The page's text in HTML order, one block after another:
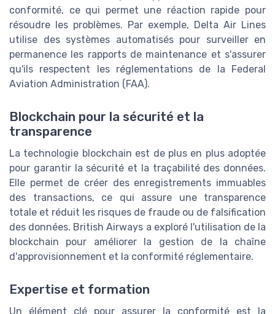
conformité, ce qui permet une réaction rapide pour
résoudre les problèmes. Par exemple, Delta Air Lines
utilise des systèmes automatisés pour surveiller en
permanence les rapports de maintenance et s'assurer
qu'ils respectent les réglementations de la Federal
Aviation Administration (FAA).
Blockchain pour la sécurité et la
transparence
La technologie blockchain est de plus en plus adoptée
pour garantir la sécurité et la traçabilité des données.
Elle permet de créer des enregistrements immuables
des transactions, ce qui assure une transparence
totale et réduit les risques de fraude ou de falsification
des données. British Airways a exploré l'utilisation de la
blockchain pour améliorer la gestion de la chaîne
d'approvisionnement et la conformité réglementaire.
Expertise et formation
Un élément clé pour assurer la conformité est la